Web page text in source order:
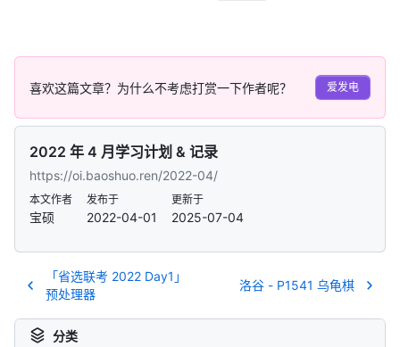
中
数
公
式
无
法
正
常
染。
喜欢这篇文章？为什么不考虑打赏一下作者呢？ 爱发电
2022 年 4 月学习计划 & 记录
https://oi.baoshuo.ren/2022-04/
本文作者
宝硕
发布于
2022-04-01
更新于
2025-07-04
「省选联考 2022 Day1」
预处理器
洛谷 - P1541 乌龟棋
分类